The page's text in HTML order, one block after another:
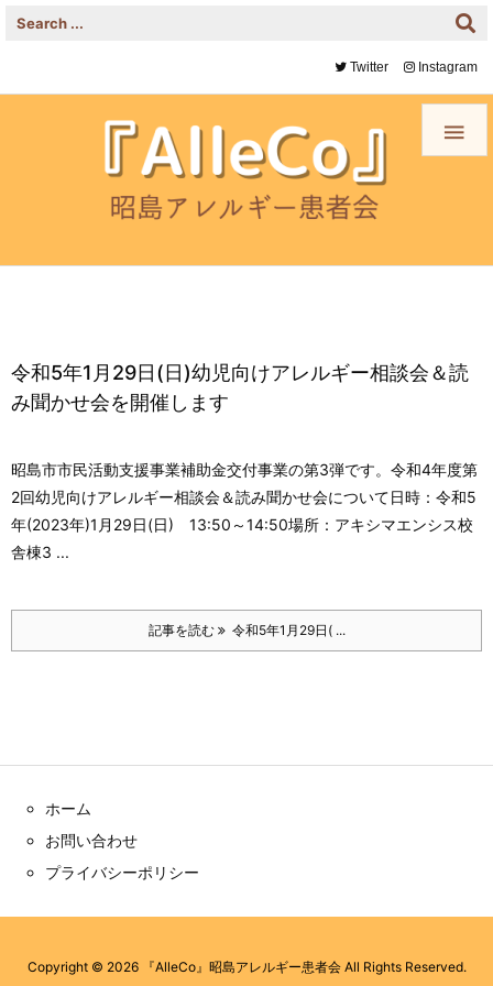

Twitter Instagram
令和5年1月29日(日)幼児向けアレルギー相談会＆読
み聞かせ会を開催します
昭島市市民活動支援事業補助金交付事業の第3弾です。 令和4年度第
2回幼児向けアレルギー相談会＆読み聞かせ会について日時：令和5
年(2023年)1月29日(日) 13:50～14:50場所：アキシマエンシス校
舎棟3 ...
記事を読む 令和5年1月29日( ...
ホーム
お問い合わせ
プライバシーポリシー
Copyright © 2026 『AlleCo』昭島アレルギー患者会All Rights Reserved.